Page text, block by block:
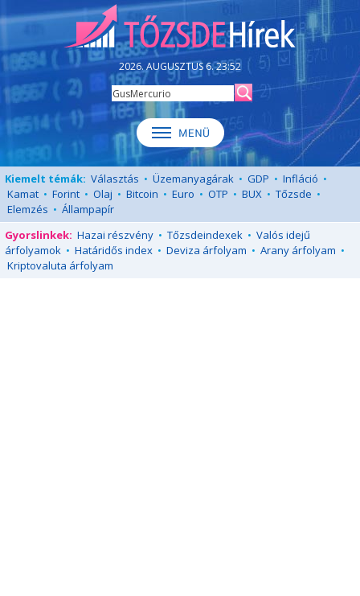
2026. AUGUSZTUS 6. 23:52
Kiemelt témák: Választás • Üzemanyagárak • GDP • Infláció •
Kamat • Forint • Olaj • Bitcoin • Euro • OTP • BUX • Tőzsde •
Elemzés • Állampapír
Gyorslinkek: Hazai részvény • Tőzsdeindexek • Valós idejű
árfolyamok • Határidős index • Deviza árfolyam • Arany árfolyam •
Kriptovaluta árfolyam